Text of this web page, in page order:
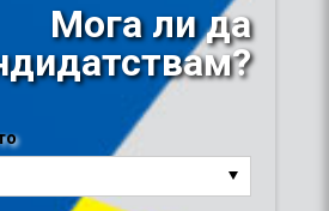
Мога ли да